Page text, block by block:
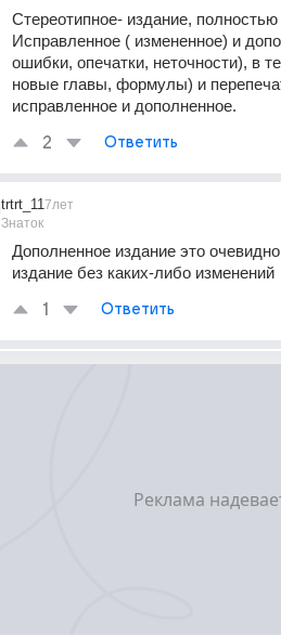
Стереотипное- издание,
Исправленное ( измененное) и
ошибки, опечатки, неточности), в
новые главы, формулы) и
исправленное и дополненное.
2 Ответить
trtrt_11
Знаток
7лет
Дополненное издание это
издание без каких-либо изменений
1 Ответить